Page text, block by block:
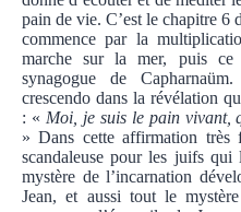
pain de vie. C’est le chapitre 6
commence par la
marche sur la mer, puis ce
synagogue de
crescendo dans la révélation
: « Moi, je suis le pain vivant,
» Dans cette affirmation très
scandaleuse pour les juifs
mystère de l’incarnation
Jean, et aussi tout le